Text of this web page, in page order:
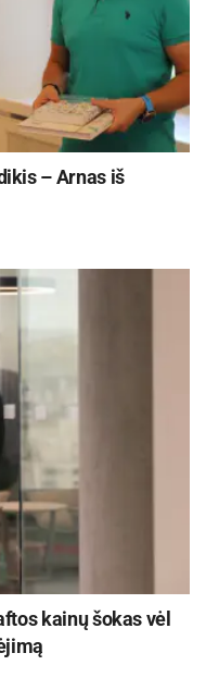
– Arnas iš
kainų šokas vėl